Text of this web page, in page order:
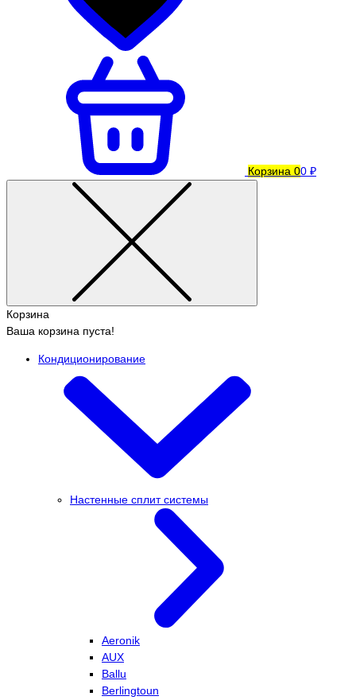
Корзина 00 ₽
Корзина
Ваша корзина пуста!
Кондиционирование
Настенные сплит системы
Aeronik
AUX
Ballu
Berlingtoun